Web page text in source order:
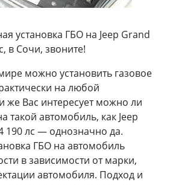
установка ГБО на Jeep Grand
в Сочи, звоните!
можно установить газовое
на любой
же Вас интересует можно ли
такой автомобиль, как Jeep
190 лс — однозначно да.
ГБО на автомобиль
в зависимости от марки,
автомобиля. Подход и